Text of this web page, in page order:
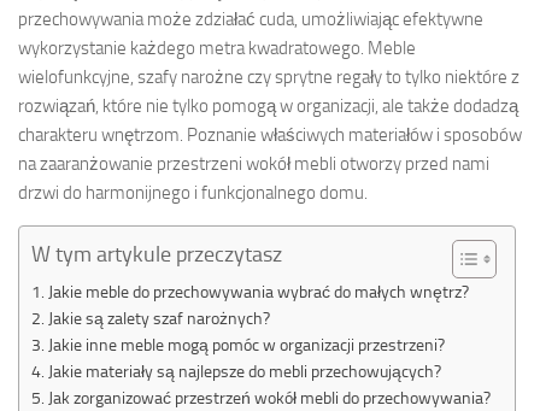
przechowywania może zdziałać cuda, umożliwiając efektywne
wykorzystanie każdego metra kwadratowego. Meble
wielofunkcyjne, szafy narożne czy sprytne regały to tylko niektóre z
rozwiązań, które nie tylko pomogą w organizacji, ale także dodadzą
charakteru wnętrzom. Poznanie właściwych materiałów i sposobów
na zaaranżowanie przestrzeni wokół mebli otworzy przed nami
drzwi do harmonijnego i funkcjonalnego domu.
W tym artykule przeczytasz
Jakie meble do przechowywania wybrać do małych wnętrz?
Jakie są zalety szaf narożnych?
Jakie inne meble mogą pomóc w organizacji przestrzeni?
Jakie materiały są najlepsze do mebli przechowujących?
Jak zorganizować przestrzeń wokół mebli do przechowywania?